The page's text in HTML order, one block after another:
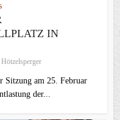
IN
Sitzung am 25. Februar
der...